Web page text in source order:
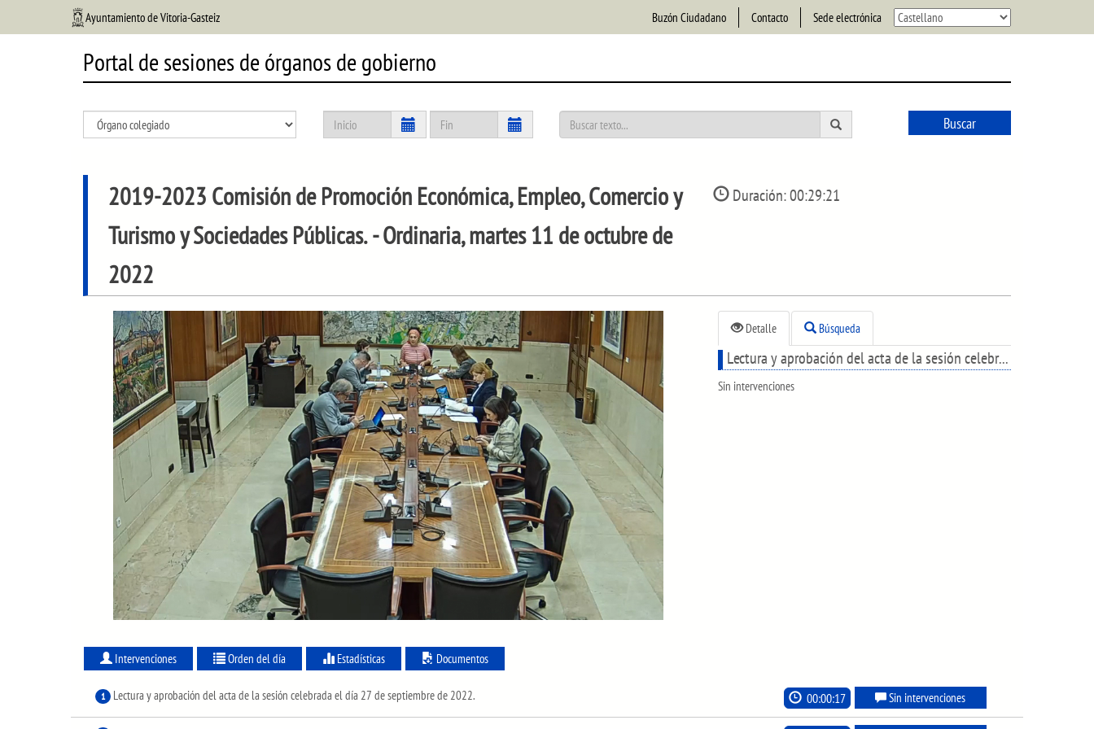
Ayuntamiento de Vitoria-Gasteiz Buzón Ciudadano Contacto Sede electrónica
Portal de sesiones de órganos de gobierno
Buscar
2019-2023 Comisión de Promoción Económica, Empleo, Comercio y
Turismo y Sociedades Públicas.- Ordinaria, martes 11 de octubre de
2022
Duración:00:29:21
Detalle Búsqueda
Lectura y aprobación del acta de la sesión celebrada el día 27 de septiembre de 2022.
Sin intervenciones
Intervenciones Orden del día Estadísticas Documentos
1 Lectura y aprobación del acta de la sesión celebrada el día 27 de septiembre de 2022. 00:00:17 Sin intervenciones